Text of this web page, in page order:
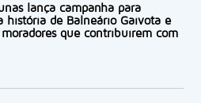
lança campanha para
história de Balneário Gaivota e
que contribuírem com